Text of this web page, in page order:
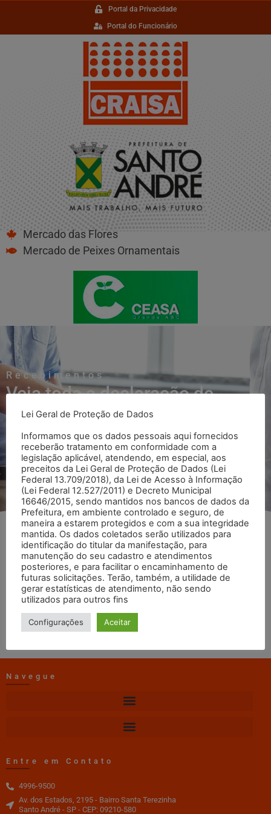
Portal da Privacidade
Portal do Funcionário
Mercado das Flores
Mercado de Peixes Ornamentais
Recebimentos
Veja toda a declaração de
Recebimentos
Voltar para página Recebimentos
Junho
web master 05/01/2022 09:42
DOWNLOAD
Navegue
Entre em Contato
4996-9500
Av. dos Estados, 2195 - Bairro Santa Terezinha
Santo André - SP - CEP: 09210-580
Lei Geral de Proteção de Dados
Informamos que os dados pessoais aqui fornecidos
receberão tratamento em conformidade com a
legislação aplicável, atendendo, em especial, aos
preceitos da Lei Geral de Proteção de Dados (Lei
Federal 13.709/2018), da Lei de Acesso à Informação
(Lei Federal 12.527/2011) e Decreto Municipal
16646/2015, sendo mantidos nos bancos de dados da
Prefeitura, em ambiente controlado e seguro, de
maneira a estarem protegidos e com a sua integridade
mantida. Os dados coletados serão utilizados para
identificação do titular da manifestação, para
manutenção do seu cadastro e atendimentos
posteriores, e para facilitar o encaminhamento de
futuras solicitações. Terão, também, a utilidade de
gerar estatísticas de atendimento, não sendo
utilizados para outros fins
Configurações Aceitar